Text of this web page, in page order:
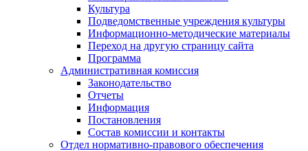
Культура
Подведомственные учреждения культуры
Информационно-методические материалы
Переход на другую страницу сайта
Программа
Административная комиссия
Законодательство
Отчеты
Информация
Постановления
Состав комиссии и контакты
Отдел нормативно-правового обеспечения